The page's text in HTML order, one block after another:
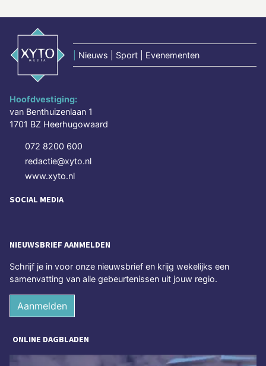
Nieuws | Sport | Evenementen
Hoofdvestiging:
van Benthuizenlaan 1
1701 BZ Heerhugowaard
072 8200 600
redactie@xyto.nl
www.xyto.nl
SOCIAL MEDIA
NIEUWSBRIEF AANMELDEN
Schrijf je in voor onze nieuwsbrief en krijg wekelijks een
samenvatting van alle gebeurtenissen uit jouw regio.
Aanmelden
ONLINE DAGBLADEN